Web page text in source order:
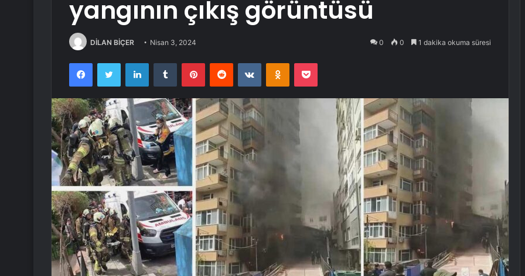
yangının çıkış görüntüsü
DİLAN BİÇER Nisan 3, 2024 0 0 1 dakika okuma süresi
FacebookTwitter LinkedInTumblr PinterestReddit VKontakteOdnoklassniki
Pocket